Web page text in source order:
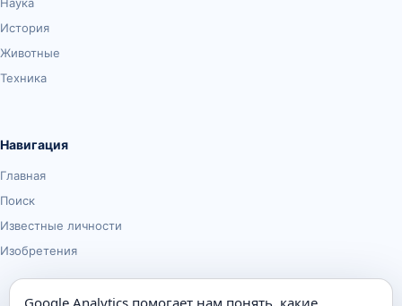
Наука
История
Животные
Техника
Навигация
Главная
Поиск
Известные личности
Изобретения
Google Analytics помогает нам понять, какие